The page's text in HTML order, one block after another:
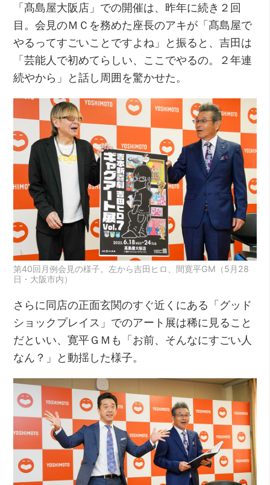
「髙島屋大阪店」での開催は、昨年に続き２回
目。会見のＭＣを務めた座長のアキが「髙島屋で
やるってすごいことですよね」と振ると、吉田は
「芸能人で初めてらしい、ここでやるの。２年連
続やから」と話し周囲を驚かせた。
第40回月例会見の様子。左から吉田ヒロ、間寛平GM（5月28
日・大阪市内）
さらに同店の正面玄関のすぐ近くにある「グッド
ショックプレイス」でのアート展は稀に見ること
だといい、寛平ＧＭも「お前、そんなにすごい人
なん？」と動揺した様子。